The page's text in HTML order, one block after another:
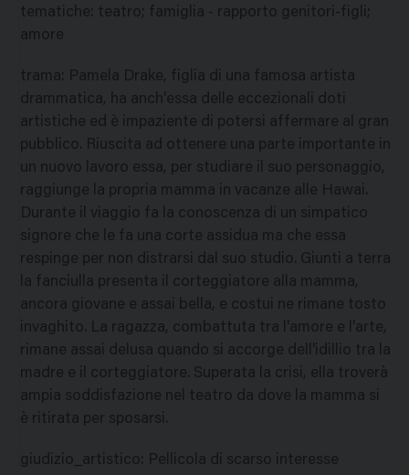
tematiche: teatro; famiglia - rapporto genitori-figli;
amore
trama: Pamela Drake, figlia di una famosa artista
drammatica, ha anch'essa delle eccezionali doti
artistiche ed è impaziente di potersi affermare al gran
pubblico. Riuscita ad ottenere una parte importante in
un nuovo lavoro essa, per studiare il suo personaggio,
raggiunge la propria mamma in vacanze alle Hawai.
Durante il viaggio fa la conoscenza di un simpatico
signore che le fa una corte assidua ma che essa
respinge per non distrarsi dal suo studio. Giunti a terra
la fanciulla presenta il corteggiatore alla mamma,
ancora giovane e assai bella, e costui ne rimane tosto
invaghito. La ragazza, combattuta tra l'amore e l'arte,
rimane assai delusa quando si accorge dell'idillio tra la
madre e il corteggiatore. Superata la crisi, ella troverà
ampia soddisfazione nel teatro da dove la mamma si
è ritirata per sposarsi.
giudizio_artistico: Pellicola di scarso interesse